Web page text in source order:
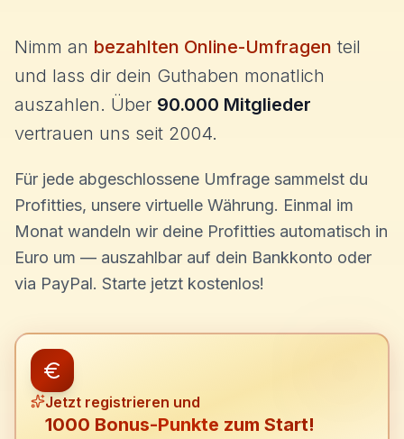
Nimm an bezahlten Online-Umfragen teil
und lass dir dein Guthaben monatlich
auszahlen. Über 90.000 Mitglieder
vertrauen uns seit 2004.
Für jede abgeschlossene Umfrage sammelst du
Profitties, unsere virtuelle Währung. Einmal im
Monat wandeln wir deine Profitties automatisch in
Euro um — auszahlbar auf dein Bankkonto oder
via PayPal. Starte jetzt kostenlos!
Jetzt registrieren und
1000 Bonus-Punkte zum Start!